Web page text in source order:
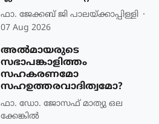
ഫാ. ജേക്കബ് ജി പാലയ്ക്കാപ്പിള്ളി
07 Aug 2026
അൽമായരുടെ
സഭാപങ്കാളിത്തം
സഹകരണമോ
സഹഉത്തരവാദിത്വമോ?
ഫാ. ഡോ. ജോസഫ് മാത്യു ഒല
ക്കേങ്കിൽ